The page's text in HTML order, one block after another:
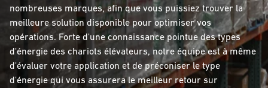
nombreuses marques, afin que vous puissiez trouver la
meilleure solution disponible pour optimiser vos
opérations. Forte d'une connaissance pointue des types
d'énergie des chariots élévateurs, notre équipe est à même
d'évaluer votre application et de préconiser le type
d'énergie qui vous assurera le meilleur retour sur